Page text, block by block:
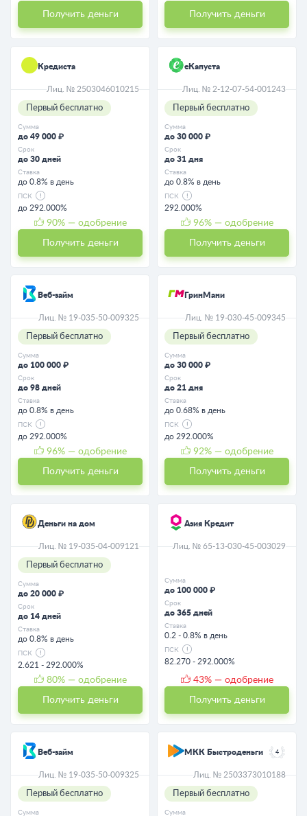
Получить деньги Получить деньги
Кредиста
Лиц. № 2503046010215
Первый бесплатно
Сумма
до 49 000 ₽
Срок
до 30 дней
Ставка
до 0.8% в день
ПСК
до 292.000%
90% — одобрение
Получить деньги
еКапуста
Лиц. № 2-12-07-54-001243
Первый бесплатно
Сумма
до 30 000 ₽
Срок
до 31 дня
Ставка
до 0.8% в день
ПСК
292.000%
96% — одобрение
Получить деньги
Веб-займ
Лиц. № 19-035-50-009325
Первый бесплатно
Сумма
до 100 000 ₽
Срок
до 98 дней
Ставка
до 0.8% в день
ПСК
до 292.000%
96% — одобрение
Получить деньги
ГринМани
Лиц. № 19-030-45-009345
Первый бесплатно
Сумма
до 30 000 ₽
Срок
до 21 дня
Ставка
до 0.68% в день
ПСК
до 292.000%
92% — одобрение
Получить деньги
Деньги на дом
Лиц. № 19-035-04-009121
Первый бесплатно
Сумма
до 20 000 ₽
Срок
до 14 дней
Ставка
до 0.8% в день
ПСК
2.621 - 292.000%
80% — одобрение
Получить деньги
Азия Кредит
Лиц. № 65-13-030-45-003029
Сумма
до 100 000 ₽
Срок
до 365 дней
Ставка
0.2 - 0.8% в день
ПСК
82.270 - 292.000%
43% — одобрение
Получить деньги
Веб-займ
Лиц. № 19-035-50-009325
Первый бесплатно
Сумма
МКК Быстроденьги 4
Лиц. № 2503373010188
Первый бесплатно
Сумма